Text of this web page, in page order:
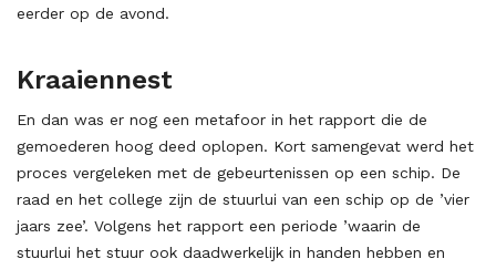
eerder op de avond.
Kraaiennest
En dan was er nog een metafoor in het rapport die de
gemoederen hoog deed oplopen. Kort samengevat werd het
proces vergeleken met de gebeurtenissen op een schip. De
raad en het college zijn de stuurlui van een schip op de ’vier
jaars zee’. Volgens het rapport een periode ’waarin de
stuurlui het stuur ook daadwerkelijk in handen hebben en